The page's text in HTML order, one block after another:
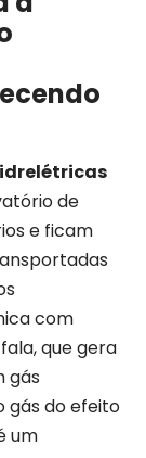
de
e ficam
com
que gera
gás
gás do efeito
um